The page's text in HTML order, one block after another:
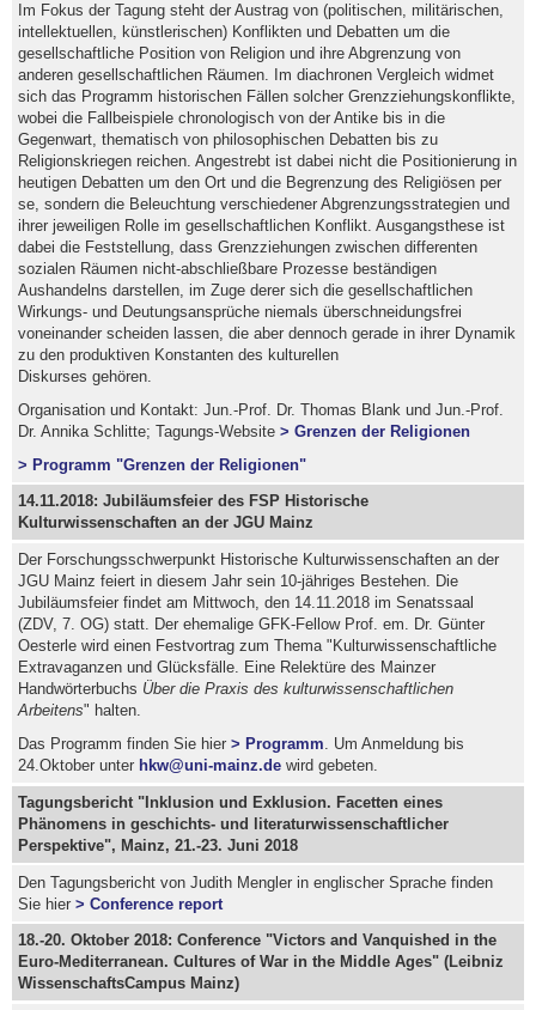
Im Fokus der Tagung steht der Austrag von (politischen, militärischen,
intellektuellen, künstlerischen) Konflikten und Debatten um die
gesellschaftliche Position von Religion und ihre Abgrenzung von
anderen gesellschaftlichen Räumen. Im diachronen Vergleich widmet
sich das Programm historischen Fällen solcher Grenzziehungskonflikte,
wobei die Fallbeispiele chronologisch von der Antike bis in die
Gegenwart, thematisch von philosophischen Debatten bis zu
Religionskriegen reichen. Angestrebt ist dabei nicht die Positionierung in
heutigen Debatten um den Ort und die Begrenzung des Religiösen per
se, sondern die Beleuchtung verschiedener Abgrenzungsstrategien und
ihrer jeweiligen Rolle im gesellschaftlichen Konflikt. Ausgangsthese ist
dabei die Feststellung, dass Grenzziehungen zwischen differenten
sozialen Räumen nicht-abschließbare Prozesse beständigen
Aushandelns darstellen, im Zuge derer sich die gesellschaftlichen
Wirkungs- und Deutungsansprüche niemals überschneidungsfrei
voneinander scheiden lassen, die aber dennoch gerade in ihrer Dynamik
zu den produktiven Konstanten des kulturellen
Diskurses gehören.
Organisation und Kontakt: Jun.-Prof. Dr. Thomas Blank und Jun.-Prof.
Dr. Annika Schlitte; Tagungs-Website> Grenzen der Religionen
> Programm "Grenzen der Religionen"
14.11.2018: Jubiläumsfeier des FSP Historische
Kulturwissenschaften an der JGU Mainz
Der Forschungsschwerpunkt Historische Kulturwissenschaften an der
JGU Mainz feiert in diesem Jahr sein 10-jähriges Bestehen. Die
Jubiläumsfeier findet am Mittwoch, den 14.11.2018 im Senatssaal
(ZDV, 7. OG) statt. Der ehemalige GFK-Fellow Prof. em. Dr. Günter
Oesterle wird einen Festvortrag zum Thema "Kulturwissenschaftliche
Extravaganzen und Glücksfälle. Eine Relektüre des Mainzer
Handwörterbuchs Über die Praxis des kulturwissenschaftlichen
Arbeitens" halten.
Das Programm finden Sie hier> Programm. Um Anmeldung bis
24.Oktober unter hkw@uni-mainz.de wird gebeten.
Tagungsbericht "Inklusion und Exklusion. Facetten eines
Phänomens in geschichts- und literaturwissenschaftlicher
Perspektive", Mainz, 21.-23. Juni 2018
Den Tagungsbericht von Judith Mengler in englischer Sprache finden
Sie hier> Conference report
18.-20. Oktober 2018: Conference "Victors and Vanquished in the
Euro-Mediterranean. Cultures of War in the Middle Ages" (Leibniz
WissenschaftsCampus Mainz)